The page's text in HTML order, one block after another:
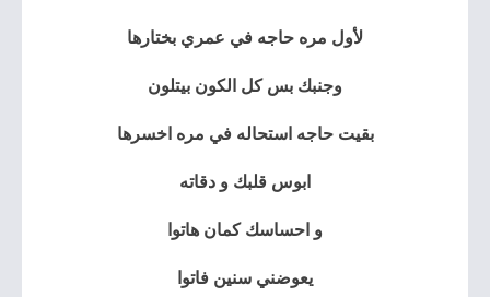
لأول مره حاجه في عمري بختارها
وجنبك بس كل الكون بيتلون
بقيت حاجه استحاله في مره اخسرها
ابوس قلبك و دقاته
و احساسك كمان هاتوا
يعوضني سنين فاتوا